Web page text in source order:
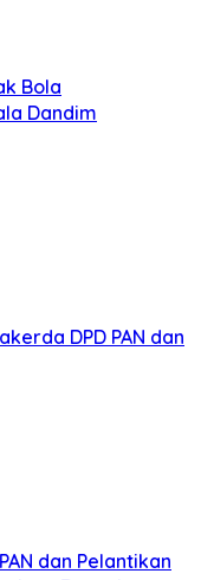
Nasional untuk